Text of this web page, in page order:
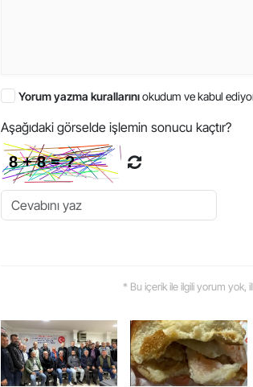
Yorum yazma kurallarınıokudum ve kabul
Aşağıdaki görselde işlemin sonucu kaçtır?
* Bu içerik ile ilgili yorum yok,